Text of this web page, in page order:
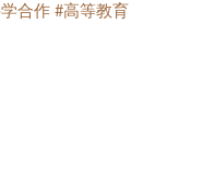
合作 #高等教育